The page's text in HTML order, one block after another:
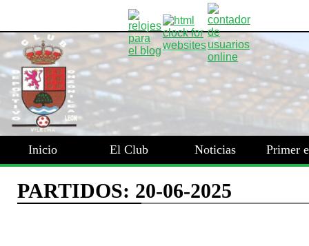
Inicio El Club Noticias Primer